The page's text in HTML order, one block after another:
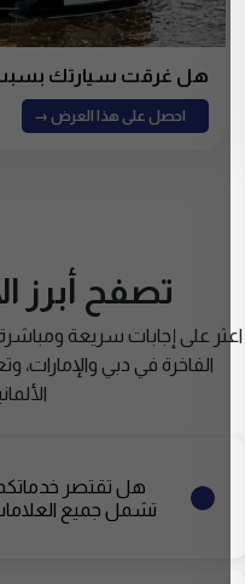
هل غرقت سيارتك بسبب
احصل على هذا العرض →
تصفح أبرز
على إجابات سريعة
الفاخرة في دبي والإمارات،
هل تقتصر
تشمل جميع العلامات